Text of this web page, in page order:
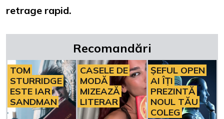
retrage rapid.
Recomandări
TOM
STURRIDGE
ESTE IAR
SANDMAN
CASELE DE
MODĂ
MIZEAZĂ
LITERAR
ȘEFUL OPEN
AI ÎȚI
PREZINTĂ
NOUL TĂU
COLEG